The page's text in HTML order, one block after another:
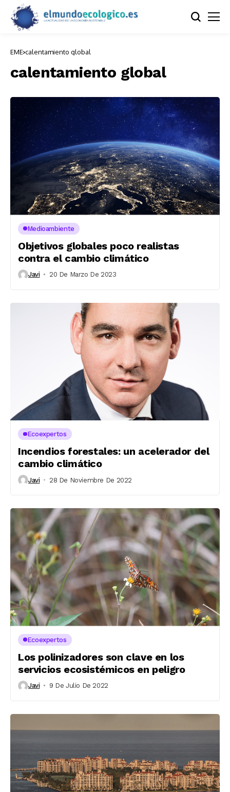
EME calentamiento global
calentamiento global
Medioambiente
Objetivos globales poco realistas
contra el cambio climático
Javi 20 De Marzo De 2023
Ecoexpertos
Incendios forestales: un acelerador del
cambio climático
Javi 28 De Noviembre De 2022
Ecoexpertos
Los polinizadores son clave en los
servicios ecosistémicos en peligro
Javi 9 De Julio De 2022